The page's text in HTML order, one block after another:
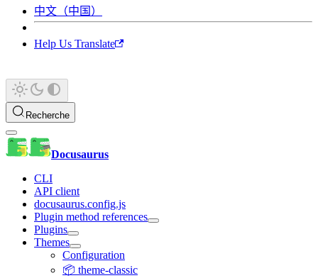
中文（中国）
Help Us Translate
Recherche
Docusaurus
CLI
API client
docusaurus.config.js
Plugin method references
Plugins
Themes
Configuration
📦 theme-classic